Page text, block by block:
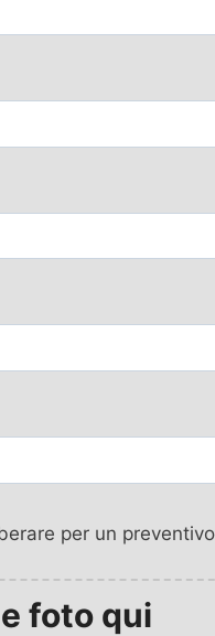
per un preventivo
foto qui